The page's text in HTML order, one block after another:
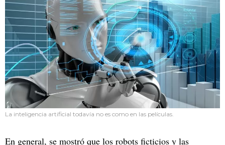
La inteligencia artificial todavía no es como en las películas.
En general, se mostró que los robots ficticios y las